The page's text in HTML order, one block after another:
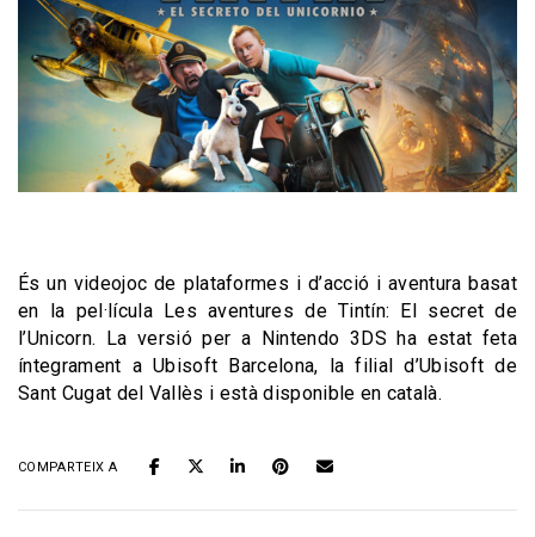
És un videojoc de plataformes i d’acció i aventura basat
en la pel·lícula Les aventures de Tintín: El secret de
l’Unicorn. La versió per a Nintendo 3DS ha estat feta
íntegrament a Ubisoft Barcelona, la filial d’Ubisoft de
Sant Cugat del Vallès i està disponible en català.
COMPARTEIX A